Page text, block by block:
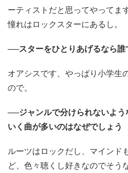
ーティストだと思ってやってま
憧れはロックスターにあるし。
──スターをひとりあげるなら誰
オアシスです、やっぱり小学生
ので。
──ジャンルで分けられないよ
いく曲が多いのはなぜでしょう
ルーツはロックだし、マインド
ど、色々聴くし好きなのでそう